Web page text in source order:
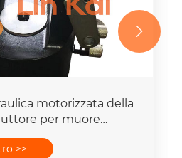
motorizzata della
per muore
25T-300T
>>
